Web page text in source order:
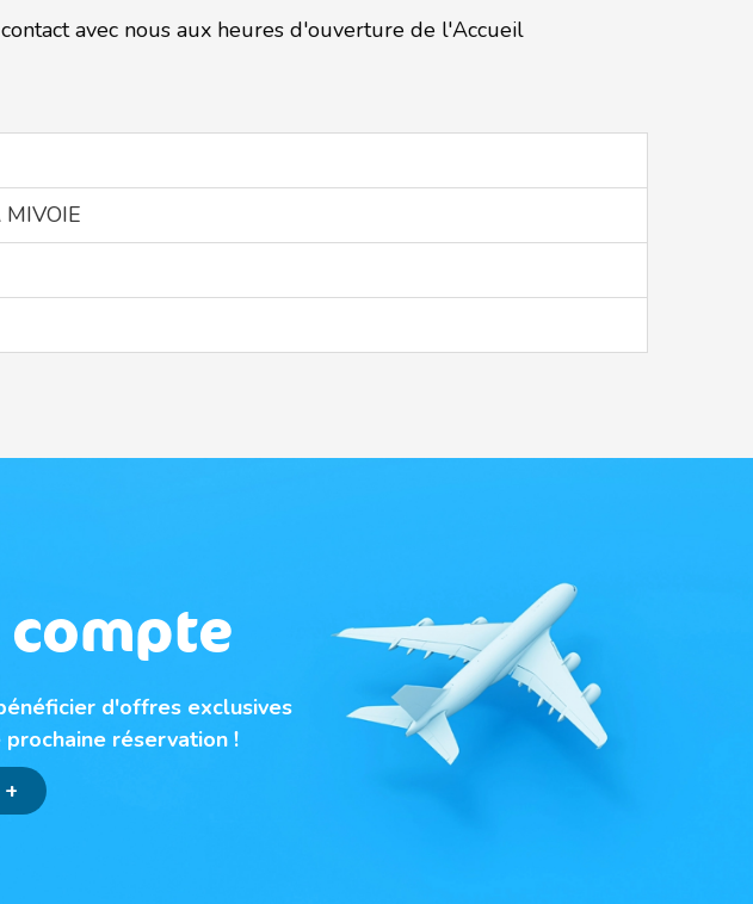
avec nous aux heures d'ouverture de l'Accueil
compte
d'offres exclusives
réservation !